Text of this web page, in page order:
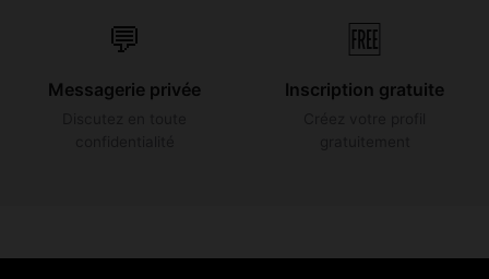
💬
Messagerie privée
🆓
Inscription gratuite